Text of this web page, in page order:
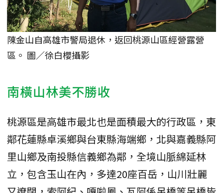
陳金山自高雄市警局退休，返回桃源山區經營露營
區。 圖／徐白櫻攝影
南橫山林美不勝收
桃源區是高雄市最北也是面積最大的行政區，東
鄰花蓮縣卓溪鄉與台東縣海端鄉，北與嘉義縣阿
里山鄉及南投縣信義鄉為鄰，全境山脈綿延林
立，包含玉山在內，多達20座百岳，山川壯麗